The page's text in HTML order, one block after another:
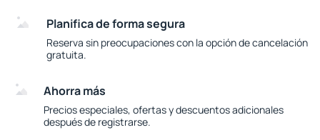
Planifica de forma segura
Reserva sin preocupaciones con la opción de cancelación
gratuita.
Ahorra más
Precios especiales, ofertas y descuentos adicionales
después de registrarse.